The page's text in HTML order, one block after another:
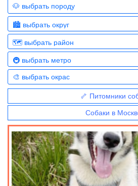
🦴 Питомники
Собаки в